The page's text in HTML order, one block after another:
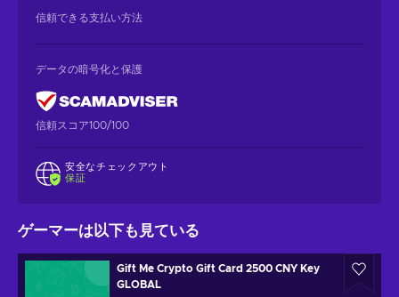
信頼できる支払い方法
データの暗号化と保護
信頼スコア100/100
安全なチェックアウト
保証
ゲーマーは以下も見ている
Gift Me Crypto Gift Card 2500 CNY Key
GLOBAL